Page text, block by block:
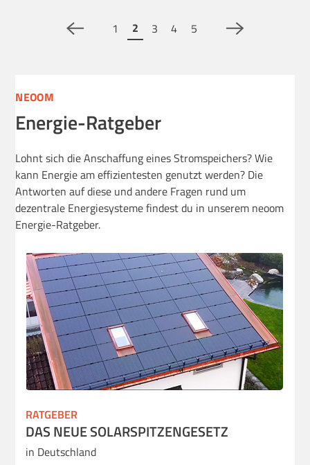
1 2 3 4 5
NEOOM
Energie-Ratgeber
Lohnt sich die Anschaffung eines Stromspeichers? Wie
kann Energie am effizientesten genutzt werden? Die
Antworten auf diese und andere Fragen rund um
dezentrale Energiesysteme findest du in unserem neoom
Energie-Ratgeber.
RATGEBER
DAS NEUE SOLARSPITZENGESETZ
in Deutschland